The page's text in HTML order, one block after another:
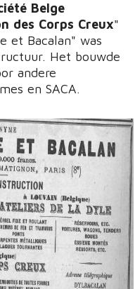
Belge
des Corps Creux"
et Bacalan" was
Het bouwde
andere
en SACA.